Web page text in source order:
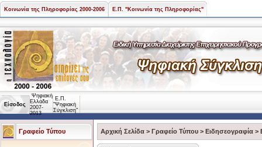
Κοινωνία της Πληροφορίας 2000-2006 Ε.Π. "Κοινωνία της Πληροφορίας"
Είσοδος
Ψηφιακή
Ελλάδα
2007-
2013
Ε.Π.
"Ψηφιακή
Σύγκλιση"
Γραφείο Τύπου Αρχική Σελίδα > Γραφείο Τύπου > Ειδησεογραφία >